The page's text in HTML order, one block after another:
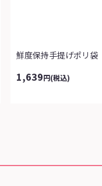
鮮度保持手提げポリ袋
1,639円(税込)